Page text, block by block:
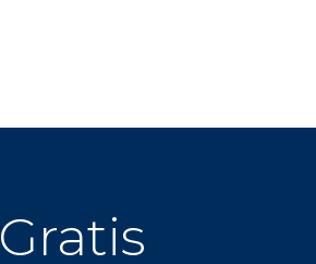
Gratis